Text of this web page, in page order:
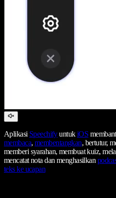
Aplikasi SpeechifyuntukiOS
membaca, membentangkan, bertutur,
memberi syarahan, membuat kuiz,
mencatat nota dan menghasilkan
teks ke ucapan